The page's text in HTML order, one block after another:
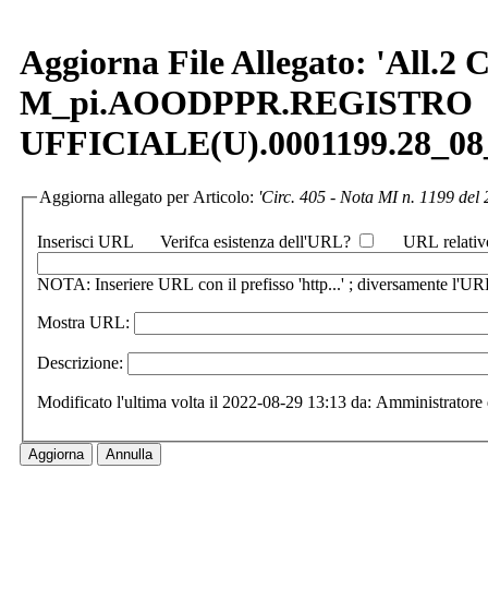
Aggiorna File Allegato: 'All.2
M_pi.AOODPPR.REGISTRO
Aggiorna allegato per Articolo: 'Circ. 405 - Nota MI n. 1199 del
Inserisci URL Verifca esistenza dell'URL? URL
NOTA: Inseriere URL con il prefisso 'http...' ; diversamente
Mostra URL:
Descrizione:
Modificato l'ultima volta il 2022-08-29 13:13 da: Amministratore